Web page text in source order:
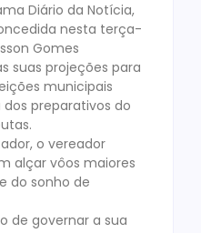
Diário da Notícia,
nesta terça-
Gomes
suas projeções para
municipais
preparativos do
o vereador
alçar vôos maiores
do sonho de
de governar a sua